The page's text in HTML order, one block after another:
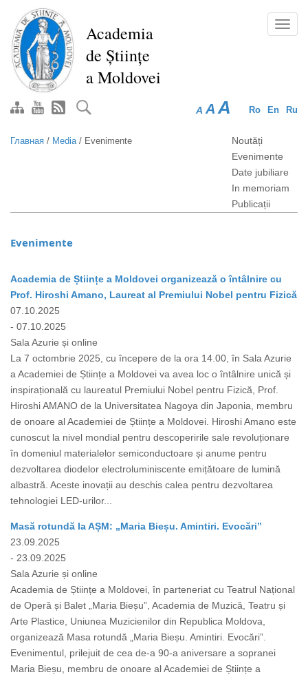
Перейти
основному
содержанию
Academia
de Științe
a Moldovei
Ro En Ru
A A A
Главная / Media/ Evenimente
Noutăți
Evenimente
Date jubiliare
In memoriam
Publicații
Evenimente
Academia de Științe a Moldovei organizează o întâlnire cu
Prof. Hiroshi Amano, Laureat al Premiului Nobel pentru Fizică
07.10.2025
- 07.10.2025
Sala Azurie și online
La 7 octombrie 2025, cu începere de la ora 14.00, în Sala Azurie
a Academiei de Științe a Moldovei va avea loc o întâlnire unică și
inspirațională cu laureatul Premiului Nobel pentru Fizică, Prof.
Hiroshi AMANO de la Universitatea Nagoya din Japonia, membru
de onoare al Academiei de Științe a Moldovei. Hiroshi Amano este
cunoscut la nivel mondial pentru descoperirile sale revoluționare
în domeniul materialelor semiconductoare și anume pentru
dezvoltarea diodelor electroluminiscente emițătoare de lumină
albastră. Aceste inovații au deschis calea pentru dezvoltarea
tehnologiei LED-urilor...
Masă rotundă la AȘM: „Maria Bieșu. Amintiri. Evocări”
23.09.2025
- 23.09.2025
Sala Azurie și online
Academia de Științe a Moldovei, în parteneriat cu Teatrul Național
de Operă și Balet „Maria Bieșu”, Academia de Muzică, Teatru și
Arte Plastice, Uniunea Muzicienilor din Republica Moldova,
organizează Masa rotundă „Maria Bieșu. Amintiri. Evocări”.
Evenimentul, prilejuit de cea de-a 90-a aniversare a sopranei
Maria Bieșu, membru de onoare al Academiei de Științe a